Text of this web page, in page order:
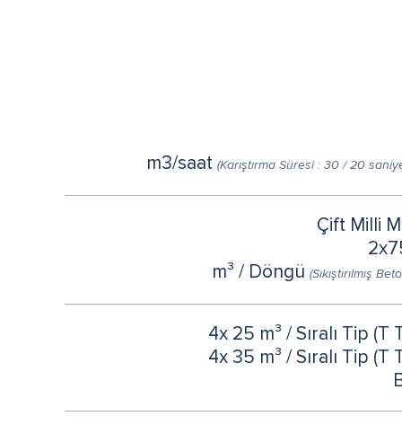
(Karıştırma Süresi : 30 / 20
Çift Milli
(Sıkıştırılmış
4x 25 m³ / Sıralı Tip (T
4x 35 m³ / Sıralı Tip (T